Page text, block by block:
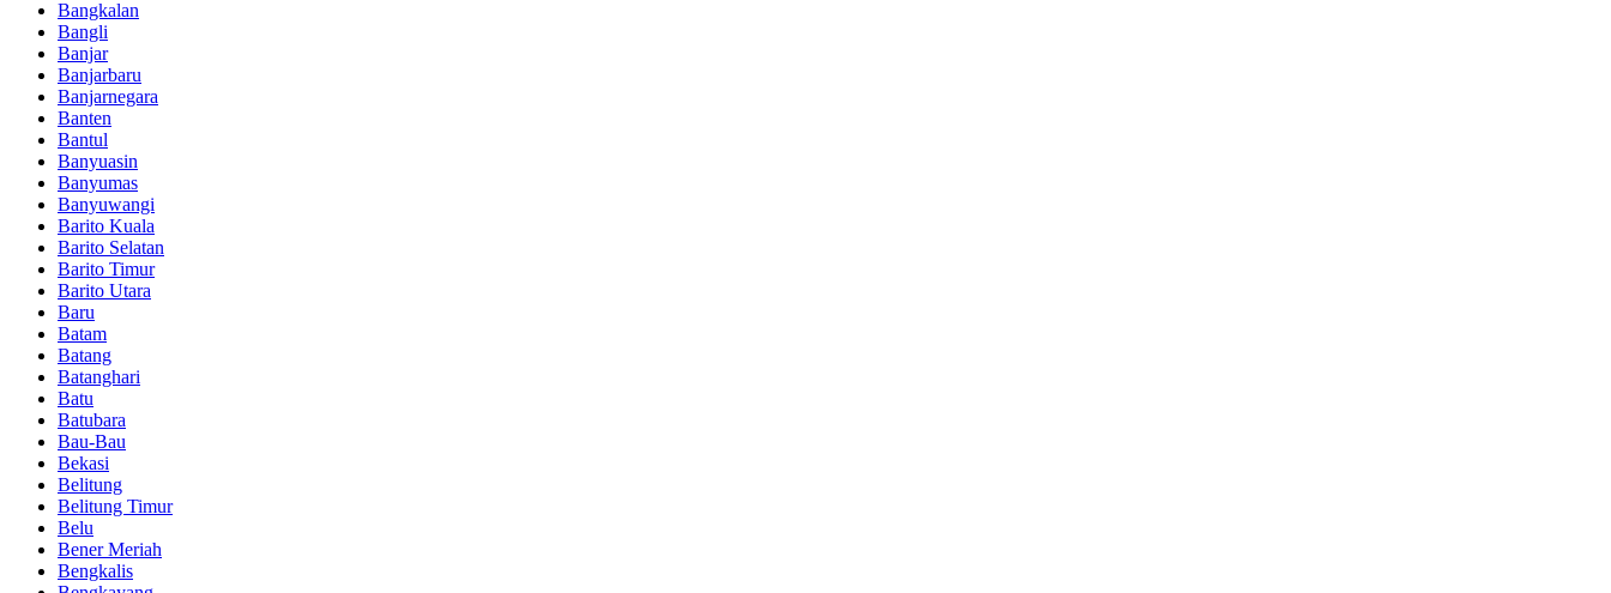
Bangkalan
Bangli
Banjar
Banjarbaru
Banjarnegara
Banten
Bantul
Banyuasin
Banyumas
Banyuwangi
Barito Kuala
Barito Selatan
Barito Timur
Barito Utara
Baru
Batam
Batang
Batanghari
Batu
Batubara
Bau-Bau
Bekasi
Belitung
Belitung Timur
Belu
Bener Meriah
Bengkalis